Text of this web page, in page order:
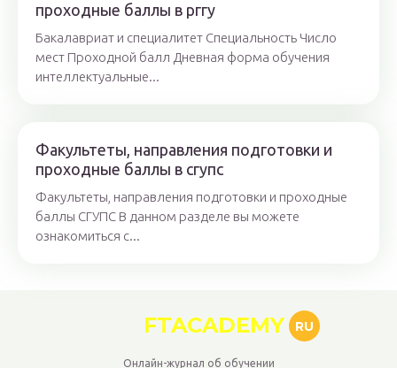
проходные баллы в рггу
Бакалавриат и специалитет Специальность Число
мест Проходной балл Дневная форма обучения
интеллектуальные...
Факультеты, направления подготовки и
проходные баллы в сгупс
Факультеты, направления подготовки и проходные
баллы СГУПС В данном разделе вы можете
ознакомиться с...
FTACADEMY RU
Онлайн-журнал об обучении